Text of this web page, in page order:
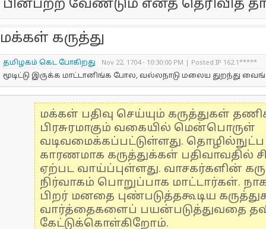
பின்பற்ற வேண்டும் எனத் தெரிவித்
மக்கள் கருத்து
தமிழகம் கெட போகிறது
Nov 22, 1704 - 10:30:00 PM | Posted IP 162.1*****
மூடிட்டு இருக்க மாட்டானிங்க போல, வல்லநாடு மலைய துறந்து
மக்கள் பதிவு செய்யும் கருத்துகள்
பிரசுரமாகும் வகையில் மென்பொருள்
வடிவமைக்கப்பட்டுள்ளது.
காரணமாக கருத்துக்கள் பதிவாவதில்
ஏற்பட வாய்ப்புள்ளது. வாசகர்களின்
நிர்வாகம் பொறுப்பாக மாட்டார்கள்.
பிறர் மனதை புண்படுத்தகூடிய
வார்த்தைகளைப் பயன்படுத்துவதை
கேட்டுக்கொள்கிறோம்.